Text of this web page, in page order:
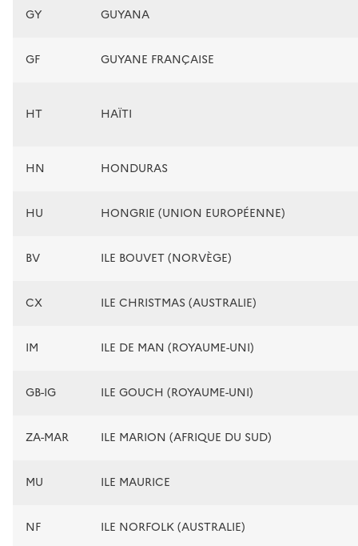
GY GUYANA
GF GUYANE FRANÇAISE
HT HAÏTI
HN HONDURAS
HU HONGRIE (UNION EUROPÉENNE)
BV ILE BOUVET (NORVÈGE)
CX ILE CHRISTMAS (AUSTRALIE)
IM ILE DE MAN (ROYAUME-UNI)
GB-IG ILE GOUCH (ROYAUME-UNI)
ZA-MAR ILE MARION (AFRIQUE DU SUD)
MU ILE MAURICE
NF ILE NORFOLK (AUSTRALIE)